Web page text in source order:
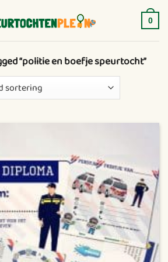
0
“politie en boefje speurtocht”